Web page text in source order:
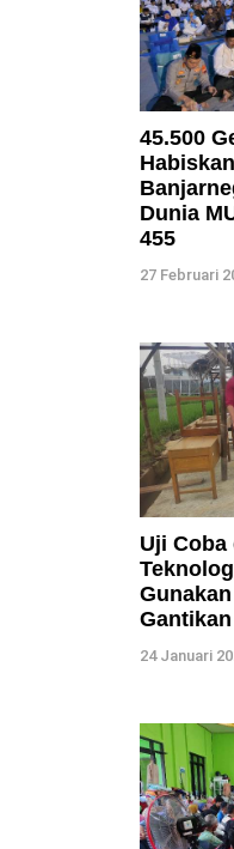
45.500
Dunia
455
27 Februari
Uji Coba
24 Januari